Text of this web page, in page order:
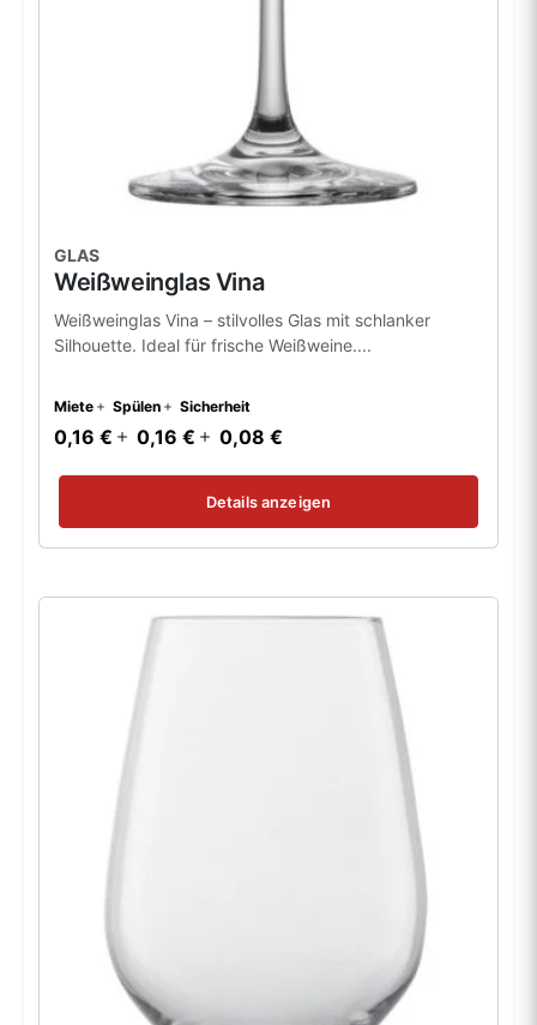
GLAS
Weißweinglas Vina
Weißweinglas Vina – stilvolles Glas mit schlanker
Silhouette. Ideal für frische Weißweine....
Miete Spülen Sicherheit
0,16 € 0,16 € 0,08 €
Details anzeigen